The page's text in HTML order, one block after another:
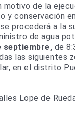
motivo de la
y conservación
procederá a la
de agua
septiembre, de
las siguientes
en el distrito
Lope de